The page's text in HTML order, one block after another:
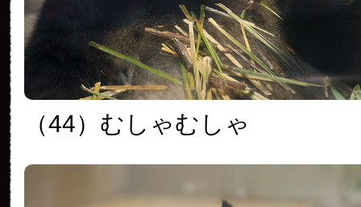
（44）むしゃむしゃ